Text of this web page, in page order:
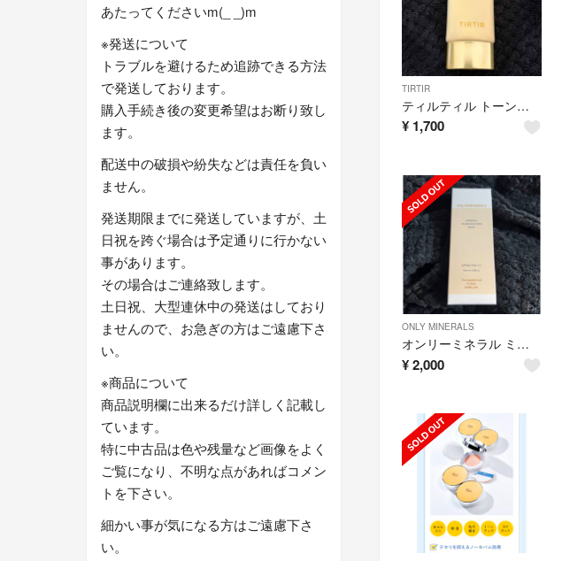
TIRTIR
ティルティル トーンアップクリーム 50mL イエロー
¥ 1,700
ONLY MINERALS
オンリーミネラル ミネラルシームレススキンベース 01 ホワイトベージュ 25g
¥2,000
あたってくださいm(_ _)m
※発送について
トラブルを避けるため追跡できる方法
で発送しております。
購入手続き後の変更希望はお断り致し
ます。
配送中の破損や紛失などは責任を負い
ません。
発送期限までに発送していますが、土
日祝を跨ぐ場合は予定通りに行かない
事があります。
その場合はご連絡致します。
土日祝、大型連休中の発送はしており
ませんので、お急ぎの方はご遠慮下さ
い。
※商品について
商品説明欄に出来るだけ詳しく記載し
ています。
特に中古品は色や残量など画像をよく
ご覧になり、不明な点があればコメン
トを下さい。
細かい事が気になる方はご遠慮下さ
い。